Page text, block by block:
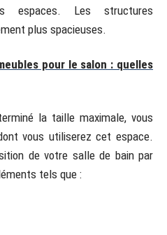
espaces. Les structures
plus spacieuses.
pour le salon : quelles
la taille maximale, vous
vous utiliserez cet espace.
de votre salle de bain par
tels que :